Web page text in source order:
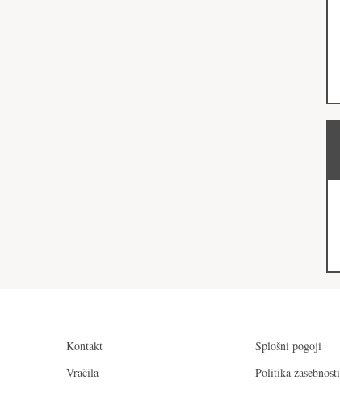
Kontakt
Vračila
Splošni pogoji
Politika zasebnosti